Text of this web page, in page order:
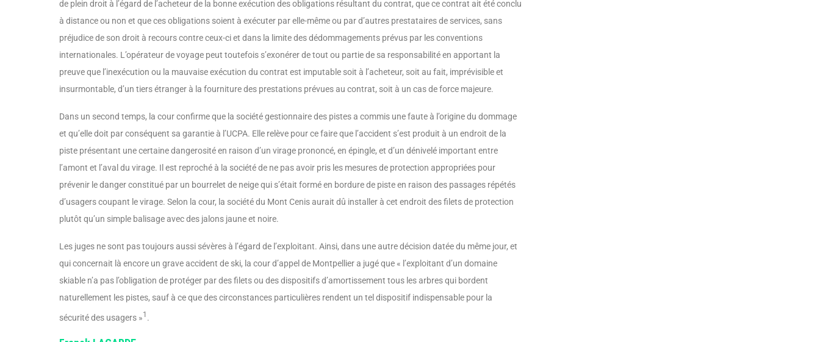
de plein droit à l’égard de l’acheteur de la bonne exécu­tion des obligations résultant du contrat, que ce contrat ait été conclu
à distance ou non et que ces obligations soient à exécuter par elle-même ou par d’autres prestataires de services, sans
préjudice de son droit à recours contre ceux-ci et dans la limite des dédommagements prévus par les conven­tions
internationales. L’opérateur de voyage peut toutefois s’exonérer de tout ou partie de sa responsabilité en apportant la
preuve que l’inexécution ou la mauvaise exécution du contrat est imputable soit à l’acheteur, soit au fait, imprévisible et
insurmontable, d’un tiers étranger à la fourniture des prestations prévues au contrat, soit à un cas de force majeure.
Dans un second temps, la cour confirme que la société gestionnaire des pistes a commis une faute à l’origine du dommage
et qu’elle doit par conséquent sa garantie à l’UCPA. Elle relève pour ce faire que l’accident s’est produit à un endroit de la
piste présentant une certaine dangerosité en raison d’un virage prononcé, en épingle, et d’un dénivelé important entre
l’amont et l’aval du virage. Il est reproché à la société de ne pas avoir pris les mesures de protec­tion appropriées pour
prévenir le danger constitué par un bourrelet de neige qui s’était formé en bordure de piste en raison des passages répétés
d’usagers coupant le virage. Selon la cour, la société du Mont Cenis aurait dû installer à cet endroit des filets de protection
plutôt qu’un simple bali­sage avec des jalons jaune et noire.
Les juges ne sont pas toujours aussi sévères à l’égard de l’exploitant. Ainsi, dans une autre décision datée du même jour, et
qui concernait là encore un grave accident de ski, la cour d’appel de Montpellier a jugé que « l’exploitant d’un domaine
skiable n’a pas l’obligation de protéger par des filets ou des dispositifs d’amortissement tous les arbres qui bordent
naturellement les pistes, sauf à ce que des circonstances particulières rendent un tel dispositif indispensable pour la
sécurité des usagers »1 .